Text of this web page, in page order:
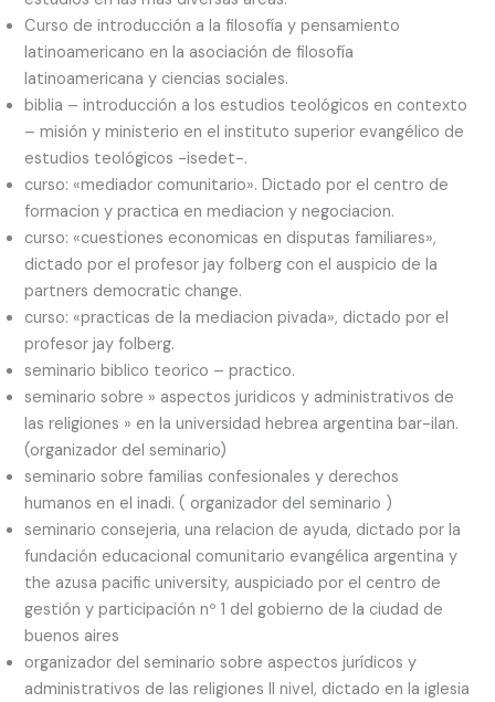
Curso de introducción a la filosofía y pensamiento
latinoamericano en la asociación de filosofía
latinoamericana y ciencias sociales.
biblia – introducción a los estudios teológicos en contexto
– misión y ministerio en el instituto superior evangélico de
estudios teológicos -isedet-.
curso: «mediador comunitario». Dictado por el centro de
formacion y practica en mediacion y negociacion.
curso: «cuestiones economicas en disputas familiares»,
dictado por el profesor jay folberg con el auspicio de la
partners democratic change.
curso: «practicas de la mediacion pivada», dictado por el
profesor jay folberg.
seminario biblico teorico – practico.
seminario sobre » aspectos juridicos y administrativos de
las religiones » en la universidad hebrea argentina bar-ilan.
(organizador del seminario)
seminario sobre familias confesionales y derechos
humanos en el inadi. ( organizador del seminario )
seminario consejeria, una relacion de ayuda, dictado por la
fundación educacional comunitario evangélica argentina y
the azusa pacific university, auspiciado por el centro de
gestión y participación nº 1 del gobierno de la ciudad de
buenos aires
organizador del seminario sobre aspectos jurídicos y
administrativos de las religiones II nivel, dictado en la iglesia